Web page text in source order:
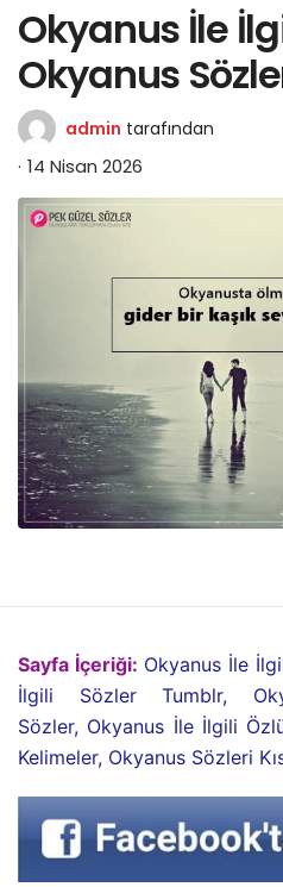
Okyanus İle
Okyanus
admin tarafından
14 Nisan 2026
Sayfa İçeriği: Okyanus İle
İlgili Sözler Tumblr,
Sözler, Okyanus İle İlgili
Kelimeler, Okyanus Sözleri